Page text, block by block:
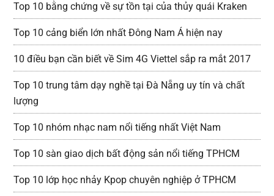
Top 10 bằng chứng về sự tồn tại của thủy quái Kraken
Top 10 cảng biển lớn nhất Đông Nam Á hiện nay
10 điều bạn cần biết về Sim 4G Viettel sắp ra mắt 2017
Top 10 trung tâm dạy nghề tại Đà Nẵng uy tín và chất
lượng
Top 10 nhóm nhạc nam nổi tiếng nhất Việt Nam
Top 10 sàn giao dịch bất động sản nổi tiếng TPHCM
Top 10 lớp học nhảy Kpop chuyên nghiệp ở TPHCM